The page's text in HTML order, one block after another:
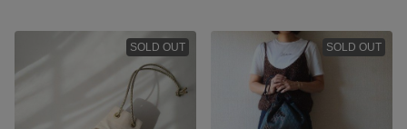
SOLD OUT SOLD OUT